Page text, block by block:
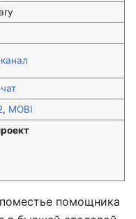
, MOBI
помощника